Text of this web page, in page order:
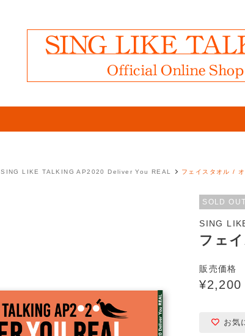
SING LIKE TALKING AP2020 Deliver You REAL フェイスタオル / オ
SOLD OUT
SING
フェ
販売価格
¥2,200
お気